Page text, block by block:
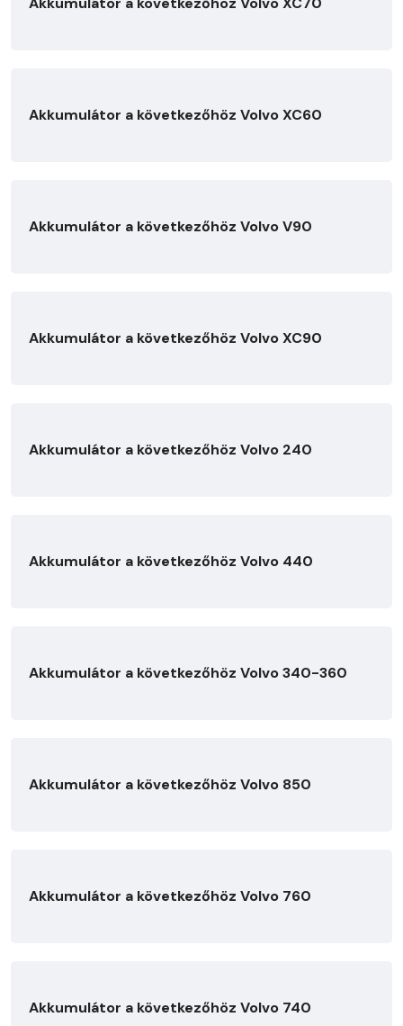
Akkumulátor a következőhöz Volvo XC60
Akkumulátor a következőhöz Volvo V90
Akkumulátor a következőhöz Volvo XC90
Akkumulátor a következőhöz Volvo 240
Akkumulátor a következőhöz Volvo 440
Akkumulátor a következőhöz Volvo 340-360
Akkumulátor a következőhöz Volvo 850
Akkumulátor a következőhöz Volvo 760
Akkumulátor a következőhöz Volvo 740